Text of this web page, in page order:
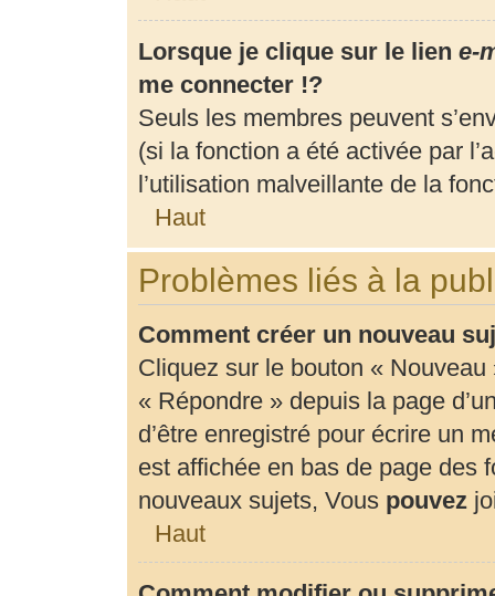
Lorsque je clique sur le lien e-
me connecter !?
Seuls les membres peuvent
(si la fonction a été activée par
l’utilisation malveillante de la
Haut
Problèmes liés à la
Comment créer un nouveau
Cliquez sur le bouton « Nouveau
« Répondre » depuis la page
d’être enregistré pour écrire un
est affichée en bas de page des
nouveaux sujets, Vous pouvez
Haut